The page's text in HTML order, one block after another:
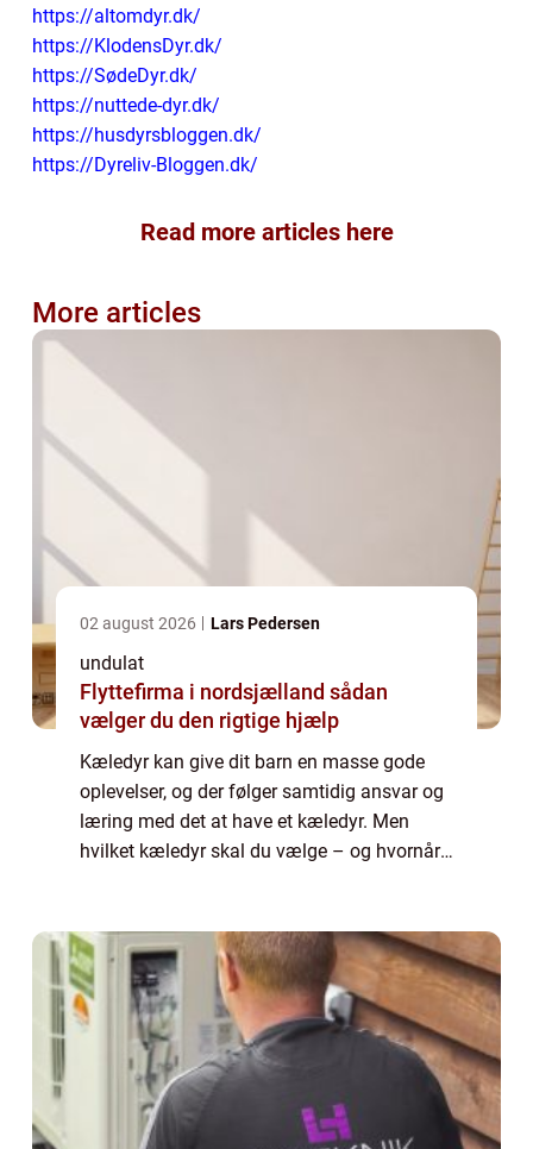
https://altomdyr.dk/
https://KlodensDyr.dk/
https://SødeDyr.dk/
https://nuttede-dyr.dk/
https://husdyrsbloggen.dk/
https://Dyreliv-Bloggen.dk/
Read more articles here
More articles
02 august 2026 Lars Pedersen
undulat
Flyttefirma i nordsjælland sådan
vælger du den rigtige hjælp
Kæledyr kan give dit barn en masse gode
oplevelser, og der følger samtidig ansvar og
læring med det at have et kæledyr. Men
hvilket kæledyr skal du vælge – og hvornår